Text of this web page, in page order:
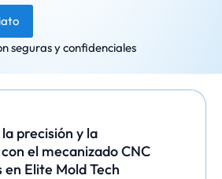
seguras y confidenciales
precisión y la
el mecanizado CNC
en Elite Mold Tech